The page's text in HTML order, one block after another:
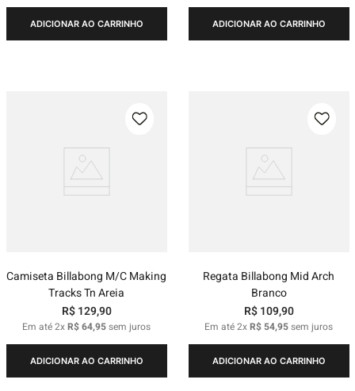
ADICIONAR AO CARRINHO ADICIONAR AO CARRINHO
Camiseta Billabong M/C Making
Tracks Tn Areia
R$ 129,90
Em até2xR$64,95sem juros
ADICIONAR AO CARRINHO
Regata Billabong Mid Arch
Branco
R$ 109,90
Em até2xR$ 54,95sem juros
ADICIONAR AO CARRINHO